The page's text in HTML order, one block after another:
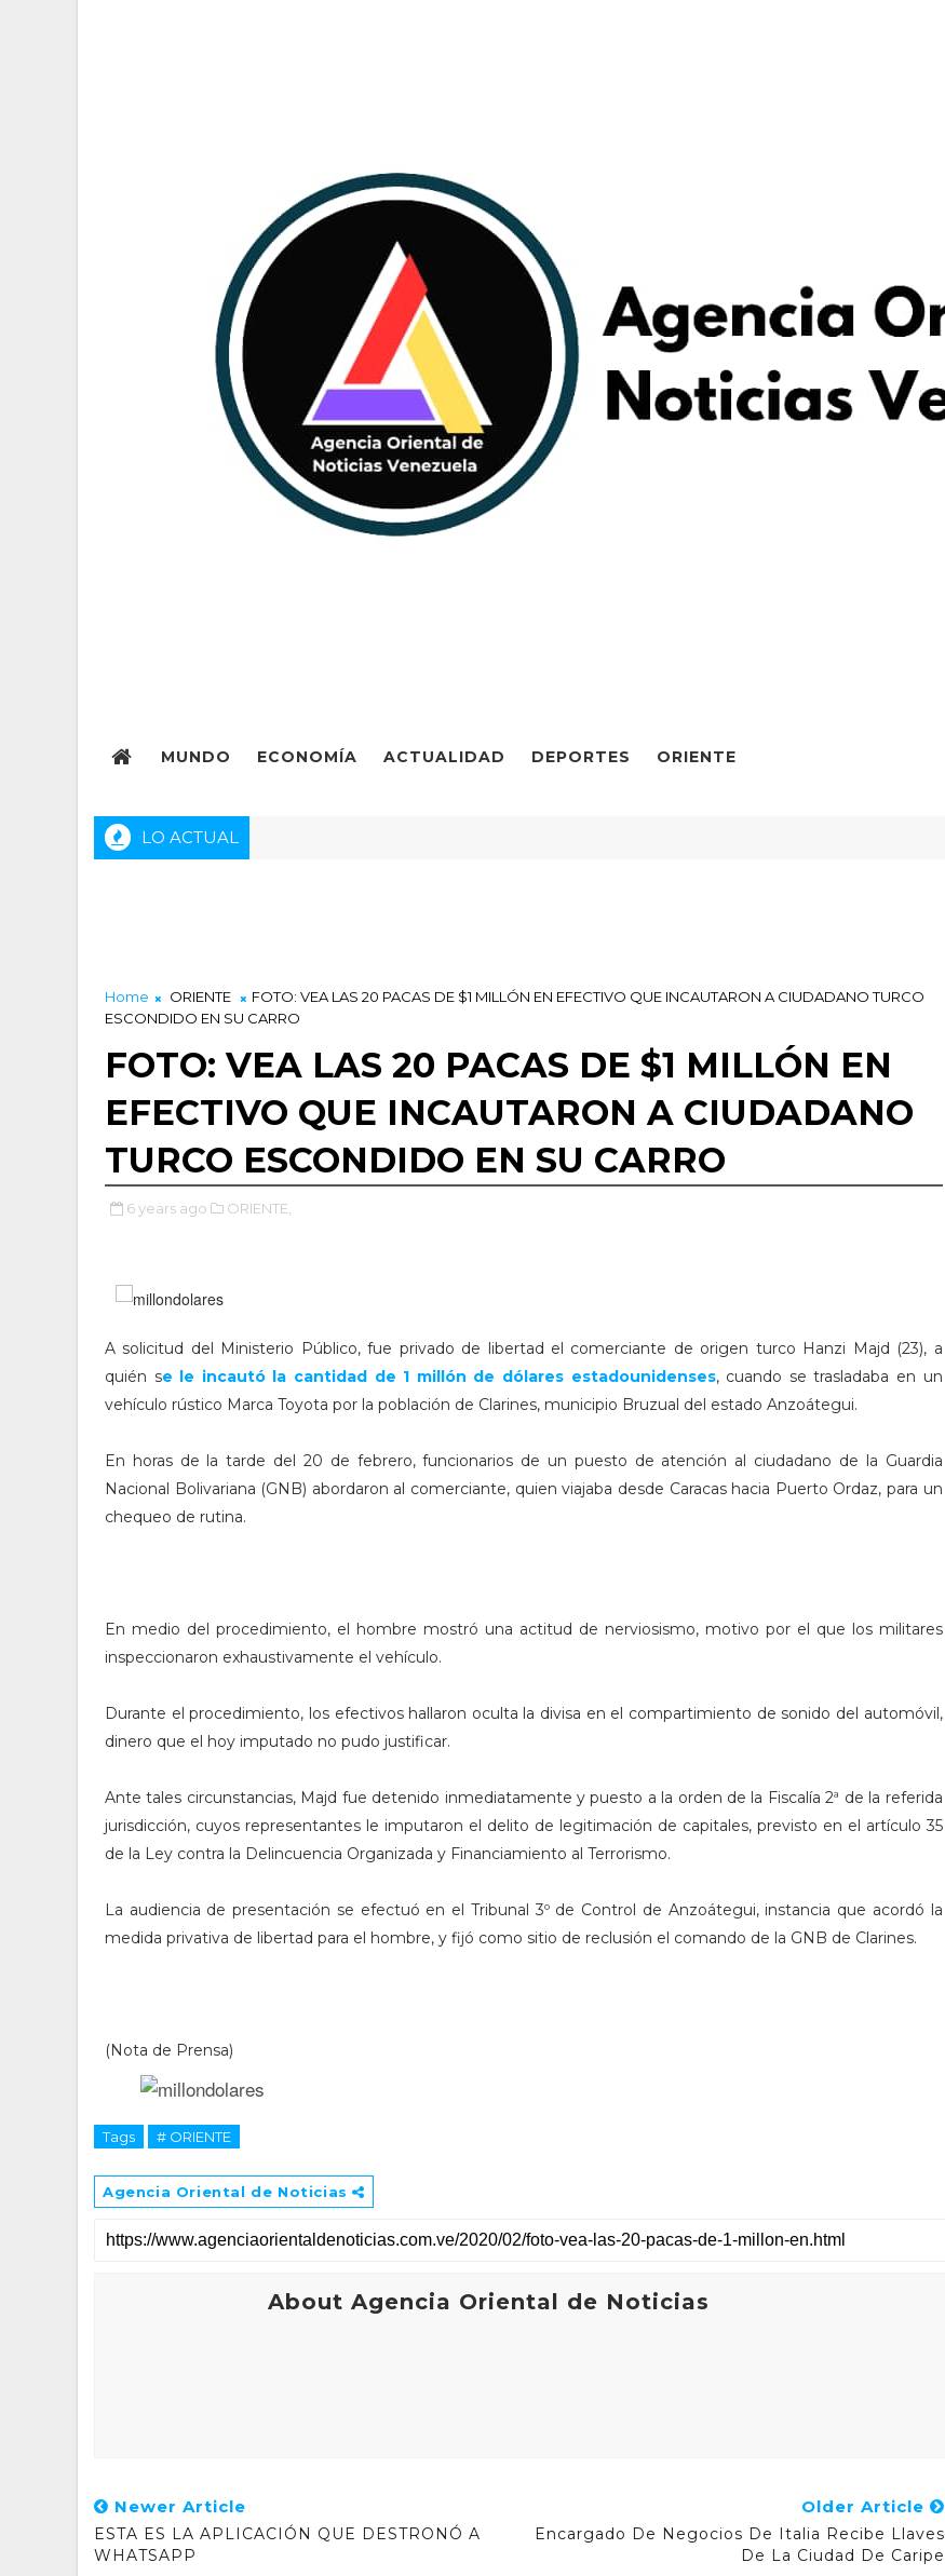
MUNDO ECONOMÍA ACTUALIDAD DEPORTES ORIENTE
LO ACTUAL
Home ORIENTE
FOTO: VEA LAS 20 PACAS DE $1 MILLÓN EN EFECTIVO QUE INCAUTARON A CIUDADANO TURCO
ESCONDIDO EN SU CARRO
FOTO: VEA LAS 20 PACAS DE $1 MILLÓN EN
EFECTIVO QUE INCAUTARON A CIUDADANO
TURCO ESCONDIDO EN SU CARRO
6 years ago ORIENTE,
A solicitud del Ministerio Público, fue privado de libertad el comerciante de origen turco Hanzi Majd (23), a
quién se le incautó la cantidad de 1 millón de dólares estadounidenses, cuando se trasladaba en un
vehículo rústico Marca Toyota por la población de Clarines, municipio Bruzual del estado Anzoátegui.
En horas de la tarde del 20 de febrero, funcionarios de un puesto de atención al ciudadano de la Guardia
Nacional Bolivariana (GNB) abordaron al comerciante, quien viajaba desde Caracas hacia Puerto Ordaz, para un
chequeo de rutina.
En medio del procedimiento, el hombre mostró una actitud de nerviosismo, motivo por el que los militares
inspeccionaron exhaustivamente el vehículo.
Durante el procedimiento, los efectivos hallaron oculta la divisa en el compartimiento de sonido del automóvil,
dinero que el hoy imputado no pudo justificar.
Ante tales circunstancias, Majd fue detenido inmediatamente y puesto a la orden de la Fiscalía 2ª de la referida
jurisdicción, cuyos representantes le imputaron el delito de legitimación de capitales, previsto en el artículo 35
de la Ley contra la Delincuencia Organizada y Financiamiento al Terrorismo.
La audiencia de presentación se efectuó en el Tribunal 3º de Control de Anzoátegui, instancia que acordó la
medida privativa de libertad para el hombre, y fijó como sitio de reclusión el comando de la GNB de Clarines.
(Nota de Prensa)
Tags # ORIENTE
Agencia Oriental de Noticias
About Agencia Oriental de Noticias
Newer Article
ESTA ES LA APLICACIÓN QUE DESTRONÓ A
WHATSAPP
Older Article
Encargado De Negocios De Italia Recibe Llaves
De La Ciudad De Caripe